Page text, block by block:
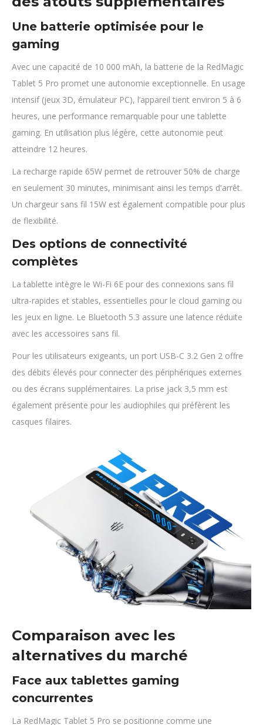
Une batterie optimisée pour le
gaming
Avec une capacité de 10 000 mAh, la batterie de la RedMagic
Tablet 5 Pro promet une autonomie exceptionnelle. En usage
intensif (jeux 3D, émulateur PC), l’appareil tient environ 5 à 6
heures, une performance remarquable pour une tablette
gaming. En utilisation plus légère, cette autonomie peut
atteindre 12 heures.
La recharge rapide 65W permet de retrouver 50% de charge
en seulement 30 minutes, minimisant ainsi les temps d'arrêt.
Un chargeur sans fil 15W est également compatible pour plus
de flexibilité.
Des options de connectivité
complètes
La tablette intègre le Wi-Fi 6E pour des connexions sans fil
ultra-rapides et stables, essentielles pour le cloud gaming ou
les jeux en ligne. Le Bluetooth 5.3 assure une latence réduite
avec les accessoires sans fil.
Pour les utilisateurs exigeants, un port USB-C 3.2 Gen 2 offre
des débits élevés pour connecter des périphériques externes
ou des écrans supplémentaires. La prise jack 3,5 mm est
également présente pour les audiophiles qui préfèrent les
casques filaires.
Comparaison avec les
alternatives du marché
Face aux tablettes gaming
concurrentes
La RedMagic Tablet 5 Pro se positionne comme une